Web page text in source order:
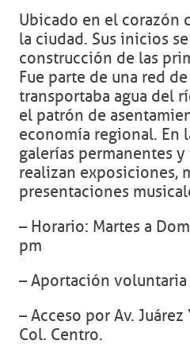
Ubicado en el corazón
la ciudad. Sus inicios
construcción de las
Fue parte de una red
transportaba agua del
el patrón de
economía regional. En
galerías permanentes
realizan exposiciones,
presentaciones
– Horario: Martes a
pm
– Aportación voluntaria
– Acceso por Av.
Col. Centro.